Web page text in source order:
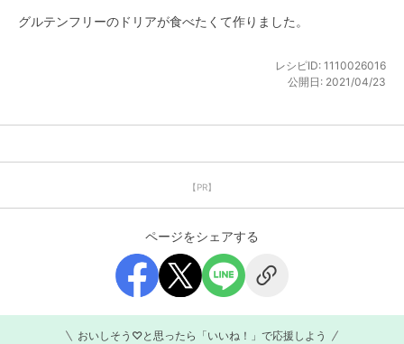
グルテンフリーのドリアが食べたくて作りました。
レシピID: 1110026016
公開日: 2021/04/23
【PR】
ページをシェアする
おいしそう♡と思ったら「いいね！」で応援しよう